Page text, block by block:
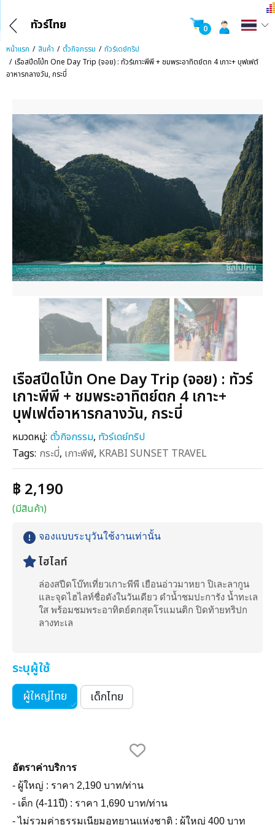
ทัวร์ไทย
0
หน้าแรก
สินค้า ตั๋วกิจกรรม
ทัวร์เดย์ทริป
เรือสปีดโบ้ท One Day Trip (จอย) : ทัวร์เกาะพีพี + ชมพระอาทิตย์ตก 4 เกาะ+ บุฟเฟต์
อาหารกลางวัน, กระบี่
เรือสปีดโบ้ท One Day Trip (จอย) : ทัวร์
เกาะพีพี + ชมพระอาทิตย์ตก 4 เกาะ+
บุฟเฟต์อาหารกลางวัน, กระบี่
หมวดหมู่: ตั๋วกิจกรรม, ทัวร์เดย์ทริป
Tags: กระบี่, เกาะพีพี, KRABI SUNSET TRAVEL
฿ 2,190
(มีสินค้า)
จองแบบระบุวันใช้งานเท่านั้น
ไฮไลท์
ล่องสปีดโบ๊ทเที่ยวเกาะพีพี เยือนอ่าวมาหยา ปิเละลากูน
และจุดไฮไลท์ชื่อดังในวันเดียว ดำน้ำชมปะการัง น้ำทะเล
ใส พร้อมชมพระอาทิตย์ตกสุดโรแมนติก ปิดท้ายทริปก
ลางทะเล
ระบุผู้ใช้
ผู้ใหญ่ไทย เด็กไทย
อัตราค่าบริการ
- ผู้ใหญ่ : ราคา 2,190 บาท/ท่าน
- เด็ก (4-11ปี) : ราคา 1,690 บาท/ท่าน
- ไม่รวมค่าธรรมเนียมอุทยานแห่งชาติ : ผู้ใหญ่ 400 บาท